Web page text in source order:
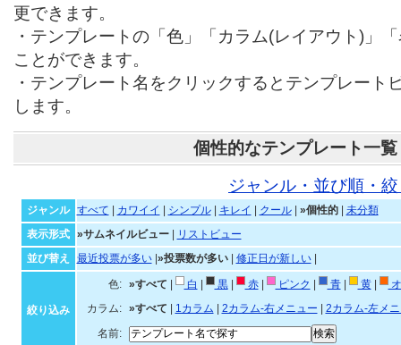
更できます。
・テンプレートの「色」「カラム(レイアウト)」
ことができます。
・テンプレート名をクリックするとテンプレート
します。
個性的なテンプレート一覧
ジャンル・並び順・
ジャンル すべて カワイイ シンプル| キレイ クール| »個性的| 未分類
表示形式
»サムネイルビュー|
リストビュー
並び替え
最近投票が多い| »投票数が多い| 修正日が新しい|
絞り込み
色: »すべて 白 黒| 赤| ピンク 青| 黄|
カラム:
»すべて 1カラム 2カラム-右メニュー
2カラム-左メ
名前: